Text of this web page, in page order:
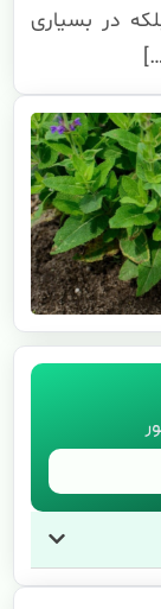
در بسیاری